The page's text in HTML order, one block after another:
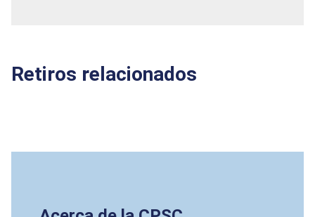
Retiros relacionados